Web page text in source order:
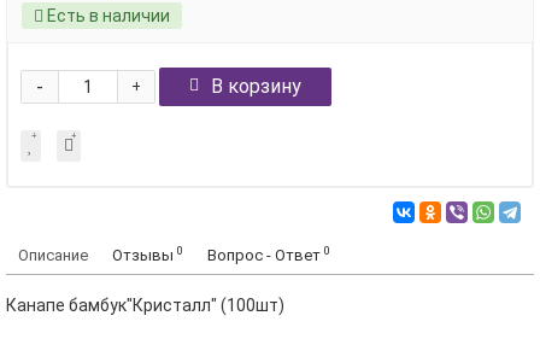
Есть в наличии
+
- В корзину
Описание Отзывы 0 Вопрос - Ответ 0
Канапе бамбук"Кристалл" (100шт)